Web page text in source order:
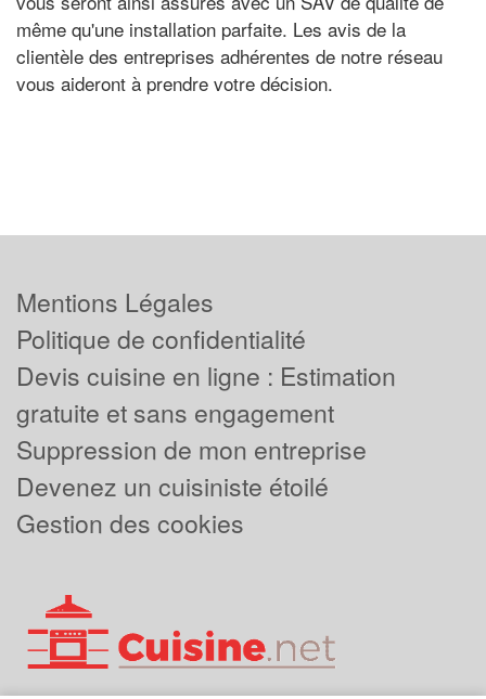
même qu'une installation parfaite. Les avis de la
clientèle des entreprises adhérentes de notre réseau
vous aideront à prendre votre décision.
Mentions Légales
Politique de confidentialité
Devis cuisine en ligne : Estimation
gratuite et sans engagement
Suppression de mon entreprise
Devenez un cuisiniste étoilé
Gestion des cookies